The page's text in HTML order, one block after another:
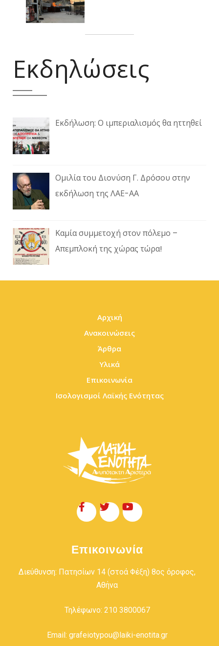
Εκδηλώσεις
Εκδήλωση: Ο ιμπεριαλισμός θα ηττηθεί
Ομιλία του Διονύση Γ. Δρόσου στην
εκδήλωση της ΛΑΕ-ΑΑ
Καμία συμμετοχή στον πόλεμο –
Απεμπλοκή της χώρας τώρα!
Αρχική
Ανακοινώσεις
Άρθρα
Υλικά
Επικοινωνία
Ισολογισμοί Λαϊκής Ενότητας
Επικοινωνία
Διεύθυνση: Πατησίων 14 (στοά Φέξη) 8ος όροφος,
Αθήνα
Τηλέφωνο: 210 3800067
Email: grafeiotypou@laiki-enotita.gr